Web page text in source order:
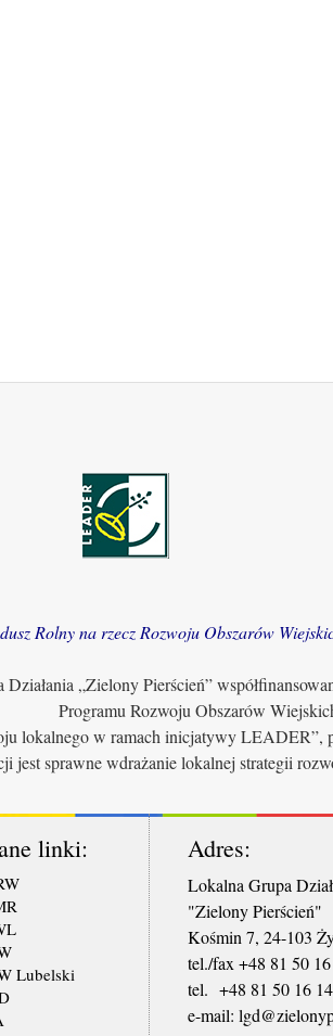
Rolny na rzecz Rozwoju Obszarów
„Zielony Pierścień”
Programu Rozwoju Obszarów
lokalnego w ramach inicjatywy LEADER”,
jest sprawne wdrażanie lokalnej strategii
linki:
Lubelski
Adres:
Lokalna Grupa
"Zielony Pierścień"
Kośmin 7, 24-103
tel./fax +48 81 50
tel. +48 81 50 16
​e-mail: